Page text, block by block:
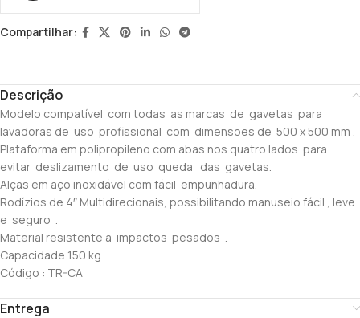
Compartilhar:
Descrição
Modelo compatível com todas as marcas de gavetas para
lavadoras de uso profissional com dimensões de 500 x 500 mm .
Plataforma em polipropileno com abas nos quatro lados para
evitar deslizamento de uso queda das gavetas.
Alças em aço inoxidável com fácil empunhadura.
Rodízios de 4″ Multidirecionais, possibilitando manuseio fácil , leve
e seguro .
Material resistente a impactos pesados .
Capacidade 150 kg
Código : TR-CA
Entrega